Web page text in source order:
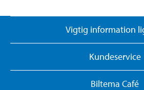
Vigtig information
Kundeservice
Biltema Café